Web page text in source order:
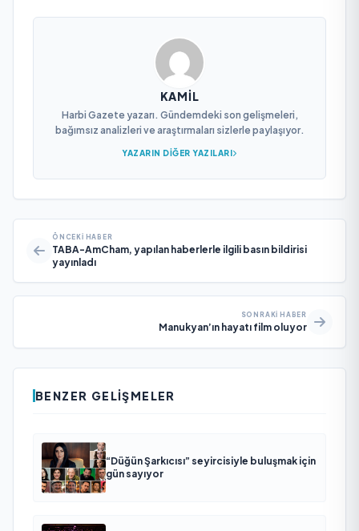
KAMIL
Harbi Gazete yazarı. Gündemdeki son gelişmeleri,
bağımsız analizleri ve araştırmaları sizlerle paylaşıyor.
YAZARIN DIĞER YAZILARI
ÖNCEKI HABER
TABA-AmCham, yapılan haberlerle ilgili basın bildirisi
yayınladı
SONRAKI HABER
Manukyan’ın hayatı film oluyor
BENZER GELIŞMELER
“Düğün Şarkıcısı” seyircisiyle buluşmak için
gün sayıyor